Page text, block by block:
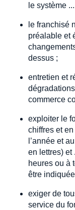
le système
le franchisé
préalable et
dessus ;
entretien et
commerce
exploiter le
chiffres et
l’année et
en lettres) et
heures ou à
être
exiger de
service du